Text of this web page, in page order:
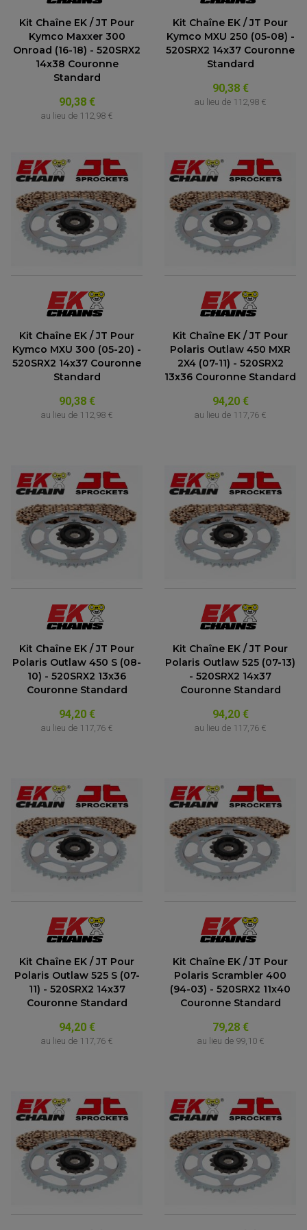
Kit Chaîne EK / JT Pour
Kymco Maxxer 300
Onroad (16-18) - 520SRX2
14x38 Couronne
Standard
90,38 €
au lieu de 112,98 €
Kit Chaîne EK / JT Pour
Kymco MXU 250 (05-08) -
520SRX2 14x37 Couronne
Standard
90,38 €
au lieu de 112,98 €
Kit Chaîne EK / JT Pour
Kymco MXU 300 (05-20) -
520SRX2 14x37 Couronne
Standard
90,38 €
au lieu de 112,98 €
Kit Chaîne EK / JT Pour
Polaris Outlaw 450 MXR
2X4 (07-11) - 520SRX2
13x36 Couronne Standard
94,20 €
au lieu de 117,76 €
Kit Chaîne EK / JT Pour
Polaris Outlaw 450 S (08-
10) - 520SRX2 13x36
Couronne Standard
94,20 €
au lieu de 117,76 €
Kit Chaîne EK / JT Pour
Polaris Outlaw 525 (07-13)
- 520SRX2 14x37
Couronne Standard
94,20 €
au lieu de 117,76 €
Kit Chaîne EK / JT Pour
Polaris Outlaw 525 S (07-
11) - 520SRX2 14x37
Couronne Standard
94,20 €
au lieu de 117,76 €
Kit Chaîne EK / JT Pour
Polaris Scrambler 400
(94-03) - 520SRX2 11x40
Couronne Standard
79,28 €
au lieu de 99,10 €